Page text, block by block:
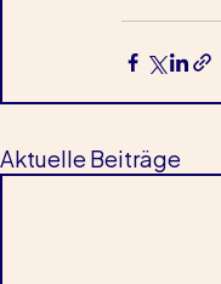
Aktuelle Beiträge